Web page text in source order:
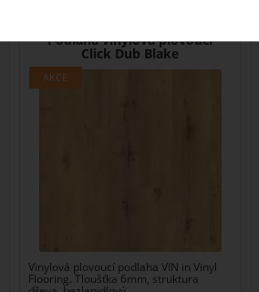
Podlaha vinylová plovoucí
Click Dub Blake
Vinylová plovoucí podlaha VIN in Vinyl
Flooring. Tloušťka 6mm, struktura